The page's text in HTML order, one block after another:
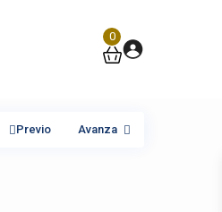
0
Previo Avanza